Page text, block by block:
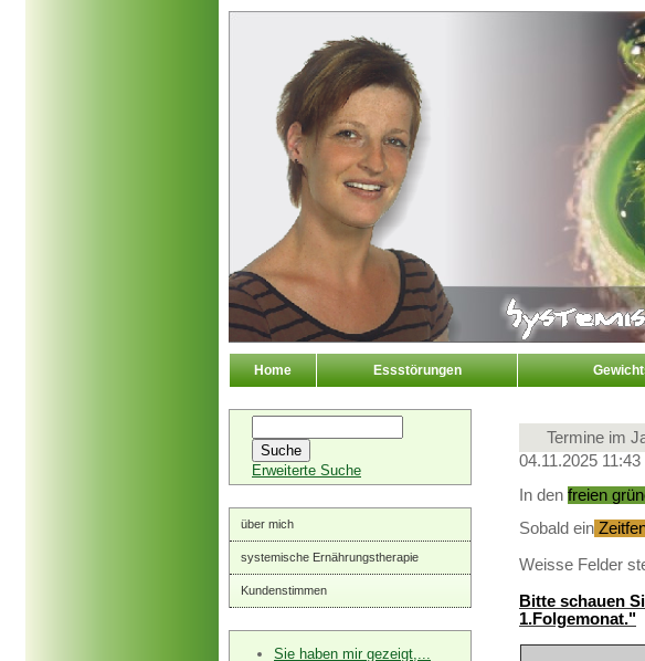
Home Essstörungen
Erweiterte Suche
über mich
systemische Ernährungstherapie
Kundenstimmen
Sie haben mir gezeigt,...
Termine im
04.11.2025 11:43
In den freien
Sobald ein
Weisse Felder
Bitte schauen
1.Folgemonat."